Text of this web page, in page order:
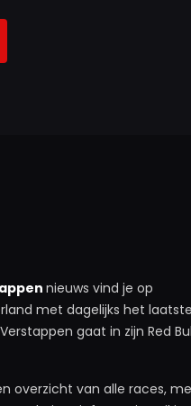
nieuws vind je op
met dagelijks het laatste
gaat in zijn Red
overzicht van alle races,